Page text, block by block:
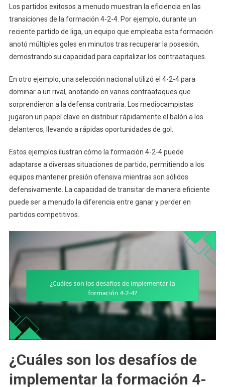
Los partidos exitosos a menudo muestran la eficiencia en las
transiciones de la formación 4-2-4. Por ejemplo, durante un
reciente partido de liga, un equipo que empleaba esta formación
anotó múltiples goles en minutos tras recuperar la posesión,
demostrando su capacidad para capitalizar los contraataques.
En otro ejemplo, una selección nacional utilizó el 4-2-4 para
dominar a un rival, anotando en varios contraataques que
sorprendieron a la defensa contraria. Los mediocampistas
jugaron un papel clave en distribuir rápidamente el balón a los
delanteros, llevando a rápidas oportunidades de gol.
Estos ejemplos ilustran cómo la formación 4-2-4 puede
adaptarse a diversas situaciones de partido, permitiendo a los
equipos mantener presión ofensiva mientras son sólidos
defensivamente. La capacidad de transitar de manera eficiente
puede ser a menudo la diferencia entre ganar y perder en
partidos competitivos.
¿Cuáles son los desafíos de
implementar la formación 4-